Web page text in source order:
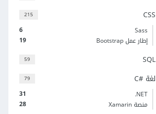
215 CSS
6
Sass
19
إطار عمل Bootstrap
59 SQL
79 لغة C#‎
31
‎.NET
28
منصة Xamarin